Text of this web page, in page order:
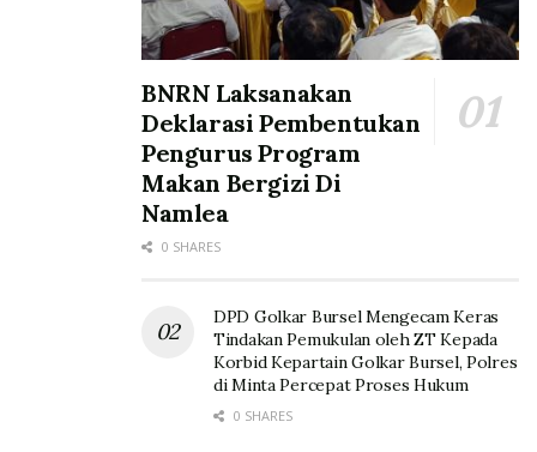
BNRN Laksanakan
Deklarasi Pembentukan
Pengurus Program
Makan Bergizi Di
Namlea
0 SHARES
DPD Golkar Bursel Mengecam Keras
Tindakan Pemukulan oleh ZT Kepada
Korbid Kepartain Golkar Bursel, Polres
di Minta Percepat Proses Hukum
0 SHARES